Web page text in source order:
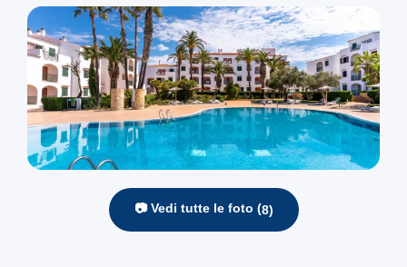
📷 Vedi tutte le foto (8)